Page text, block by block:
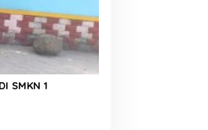
SMKN 1